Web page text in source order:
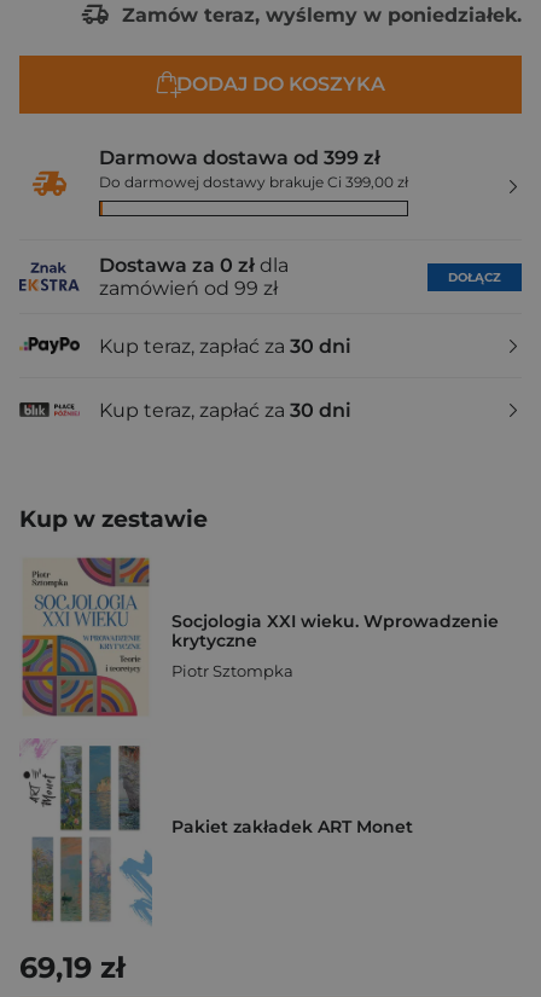
Zamów teraz, wyślemy w poniedziałek.
DODAJ DO KOSZYKA
Darmowa dostawa od 399 zł
Do darmowej dostawy brakuje Ci 399,00 zł
Dostawa za 0 zł dla
zamówień od 99 zł
DOŁĄCZ
Kup teraz, zapłać za 30 dni
Kup teraz, zapłać za 30 dni
Kup w zestawie
Socjologia XXI wieku. Wprowadzenie
krytyczne
Piotr Sztompka
Pakiet zakładek ART Monet
69,19 zł